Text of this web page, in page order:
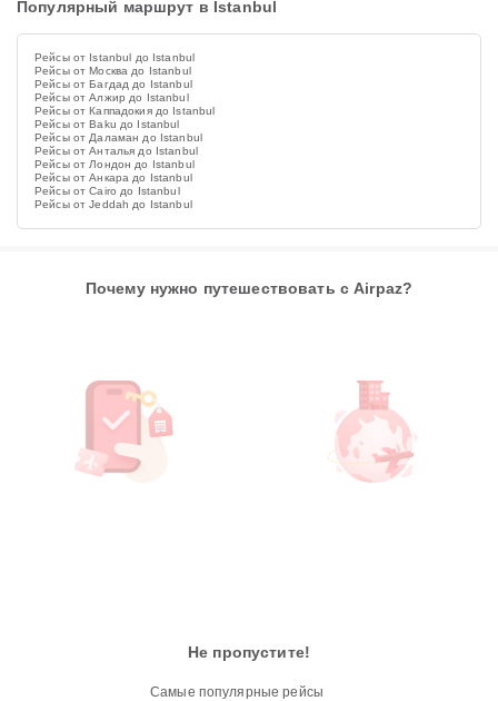
Популярный маршрут в Istanbul
Рейсы от Istanbul до Istanbul
Рейсы от Москва до Istanbul
Рейсы от Багдад до Istanbul
Рейсы от Алжир до Istanbul
Рейсы от Каппадокия до Istanbul
Рейсы от Baku до Istanbul
Рейсы от Даламан до Istanbul
Рейсы от Анталья до Istanbul
Рейсы от Лондон до Istanbul
Рейсы от Анкара до Istanbul
Рейсы от Cairo до Istanbul
Рейсы от Jeddah до Istanbul
Почему нужно путешествовать с Airpaz?
Не пропустите!
Самые популярные рейсы